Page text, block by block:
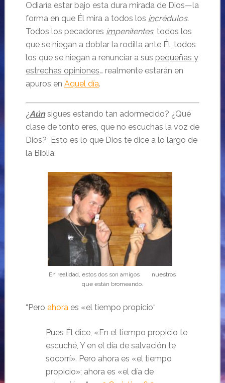
Odiaría estar bajo esta dura mirada de Dios—la
forma en que Él mira a todos los incrédulos.
Todos los pecadores impenitentes, todos los
que se niegan a doblar la rodilla ante Él, todos
los que se niegan a renunciar a sus pequeñas y
estrechas opiniones… realmente estarán en
apuros en Aquel día.
¿Aúnsigues estando tan adormecido? ¿Qué
clase de tonto eres, que no escuchas la voz de
Dios? Esto es lo que Dios te dice a lo largo de
la Biblia:
En realidad, estos dos son amigos nuestros
que están bromeando.
“Pero ahora es «el tiempo propicio“
Pues Él dice, «En el tiempo propicio te
escuché, Y en el día de salvación te
socorrí». Pero ahora es «el tiempo
propicio»; ahora es «el día de